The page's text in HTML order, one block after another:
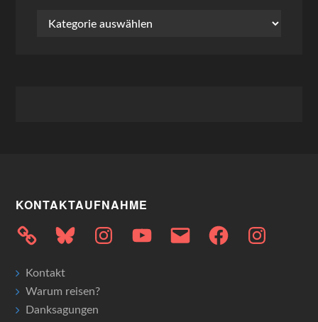
Kategorien
KONTAKTAUFNAHME
Bluesky InstagramYouTubeE-
Mail
FacebookInstagram
Kontakt
Warum reisen?
Danksagungen